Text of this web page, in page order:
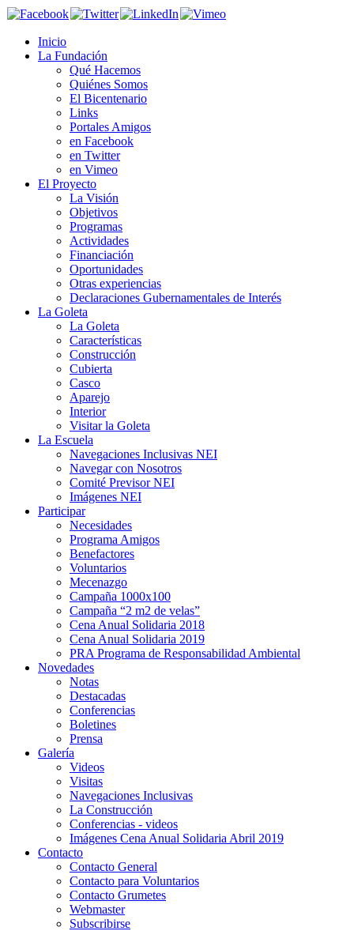
Inicio
La Fundación
Qué Hacemos
Quiénes Somos
El Bicentenario
Links
Portales Amigos
en Facebook
en Twitter
en Vimeo
El Proyecto
La Visión
Objetivos
Programas
Actividades
Financiación
Oportunidades
Otras experiencias
Declaraciones Gubernamentales de Interés
La Goleta
La Goleta
Características
Construcción
Cubierta
Casco
Aparejo
Interior
Visitar la Goleta
La Escuela
Navegaciones Inclusivas NEI
Navegar con Nosotros
Comité Previsor NEI
Imágenes NEI
Participar
Necesidades
Programa Amigos
Benefactores
Voluntarios
Mecenazgo
Campaña 1000x100
Campaña “2 m2 de velas”
Cena Anual Solidaria 2018
Cena Anual Solidaria 2019
PRA Programa de Responsabilidad Ambiental
Novedades
Notas
Destacadas
Conferencias
Boletines
Prensa
Galería
Videos
Visitas
Navegaciones Inclusivas
La Construcción
Conferencias - videos
Imágenes Cena Anual Solidaria Abril 2019
Contacto
Contacto General
Contacto para Voluntarios
Contacto Grumetes
Webmaster
Subscribirse